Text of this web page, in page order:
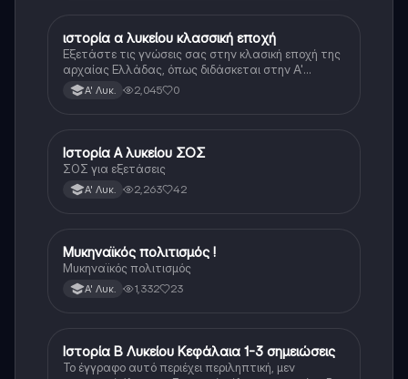
Ιστορία
ιστορία α λυκείου κλασσική εποχή
Εξετάστε τις γνώσεις σας στην κλασική εποχή της
αρχαίας Ελλάδας, όπως διδάσκεται στην Α'
Λυκείου.Α' Λυκ. 2,045 0
Ιστορία
Ιστορία Α λυκείου ΣΟΣ
ΣΟΣ για εξετάσεις
Α' Λυκ. 2,263 42
Ιστορία
Μυκηναϊκός πολιτισμός !
Μυκηναϊκός πολιτισμός
Α' Λυκ. 1,332 23
Ιστορία
Ιστορία Β Λυκείου Κεφάλαια 1-3 σημειώσεις
Το έγγραφο αυτό περιέχει περιληπτική, μεν